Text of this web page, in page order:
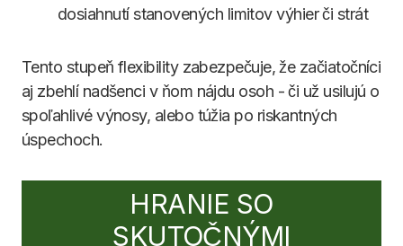
dosiahnutí stanovených limitov výhier či strát
Tento stupeň flexibility zabezpečuje, že začiatočníci
aj zbehlí nadšenci v ňom nájdu osoh - či už usilujú o
spoľahlivé výnosy, alebo túžia po riskantných
úspechoch.
HRANIE SO
SKUTOČNÝMI